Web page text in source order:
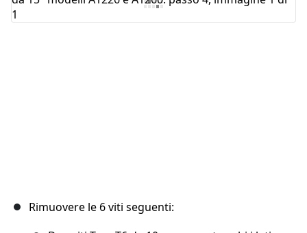
Rimuovere le 6 viti seguenti: